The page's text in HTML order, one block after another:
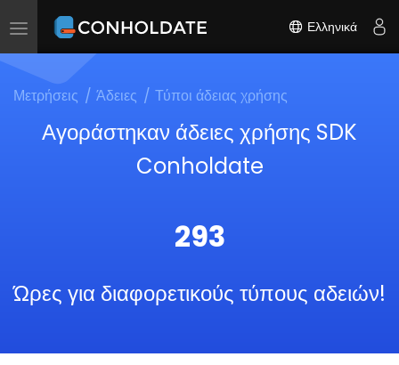
Toggle
Ελληνικά
Μετρήσεις Άδειες Τύποι άδειας χρήσης
Αγοράστηκαν άδειες χρήσης SDK
Conholdate
293
Ώρες για διαφορετικούς τύπους αδειών!